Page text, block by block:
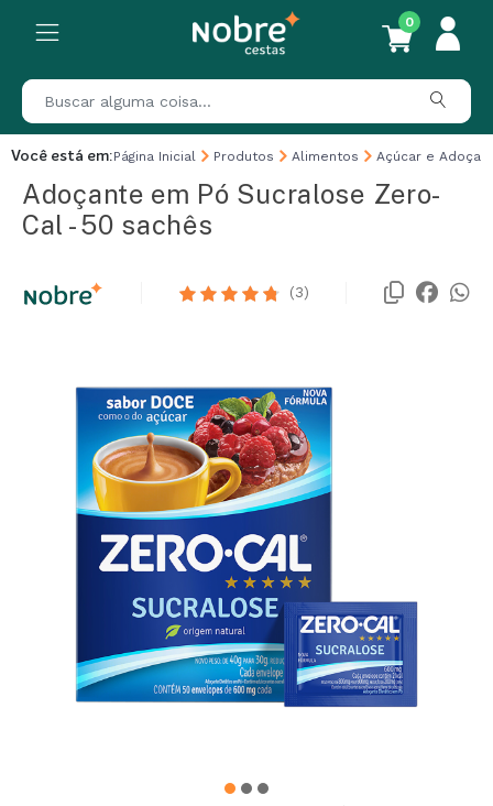
0
Você está em:Página Inicial Produtos Alimentos Açúcar e
Adoçante em Pó Sucralose Zero-
Cal - 50 sachês
(3)